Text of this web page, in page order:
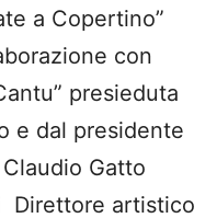
Popolare”
Fiati, Mandola,